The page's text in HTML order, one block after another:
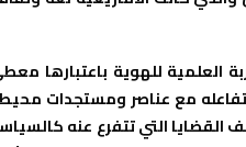
العلمية للهوية باعتبارها
مع عناصر ومستجدات
القضايا التي تتفرع عنه